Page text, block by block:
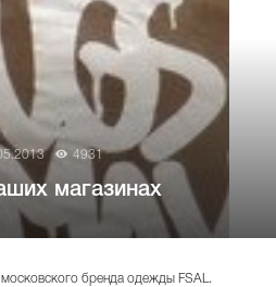
4931
магазинах
бренда одежды FSAL.